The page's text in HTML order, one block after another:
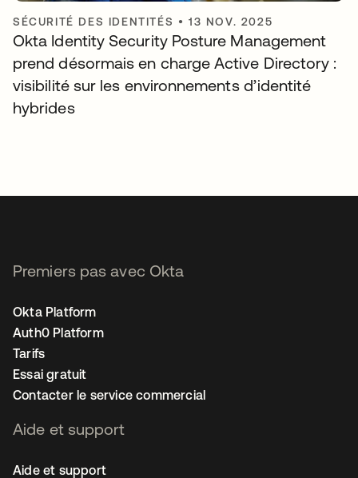
SÉCURITÉ DES IDENTITÉS •13 NOV. 2025
Okta Identity Security Posture Management
prend désormais en charge Active Directory :
visibilité sur les environnements d’identité
hybrides
Premiers pas avec Okta
Okta Platform
Auth0 Platform
Tarifs
Essai gratuit
Contacter le service commercial
Aide et support
Aide et support